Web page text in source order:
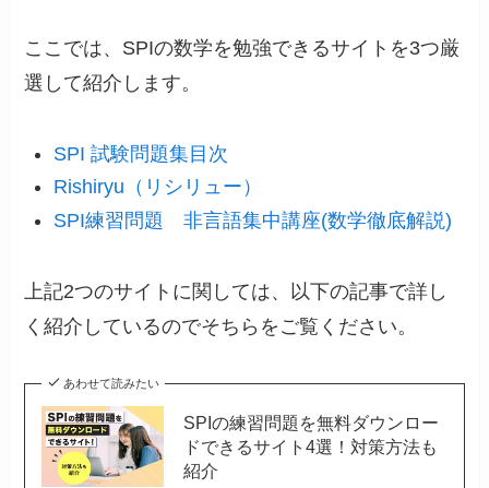
ここでは、SPIの数学を勉強できるサイトを3つ厳
選して紹介します。
SPI 試験問題集目次
Rishiryu（リシリュー）
SPI練習問題 非言語集中講座(数学徹底解説)
上記2つのサイトに関しては、以下の記事で詳し
く紹介しているのでそちらをご覧ください。
あわせて読みたい
SPIの練習問題を無料ダウンロー
ドできるサイト4選！対策方法も
紹介